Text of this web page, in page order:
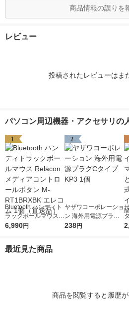
商品情報の誤りを
レビュー
投稿されたレビューはま
パソコン周辺機器・アクセサリの
1
Bluetooth ハンディト
ラックボールマウス R
elacon メディアコン
個（直送品）
6,990円
2
ヤザワコーポレーショ
ン 海外用電源プラグC
タイプ KP3 1個
238円
最近見た商品
商品を閲覧すると履歴